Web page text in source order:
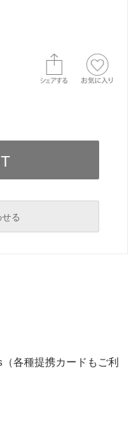
せる
種提携カードもご利